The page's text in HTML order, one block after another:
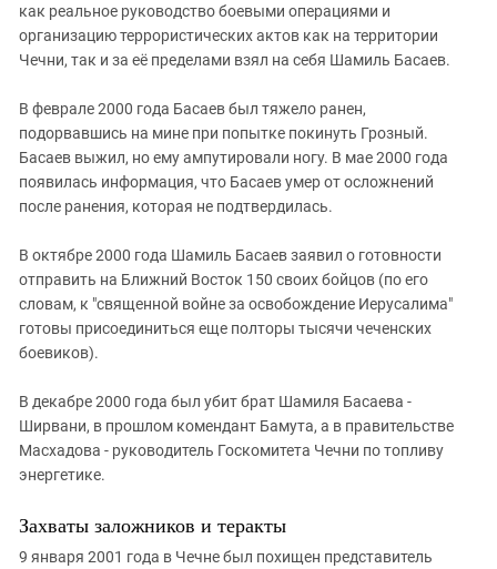
как реальное руководство боевыми операциями и
организацию террористических актов как на территории
Чечни, так и за её пределами взял на себя Шамиль Басаев.
В феврале 2000 года Басаев был тяжело ранен,
подорвавшись на мине при попытке покинуть Грозный.
Басаев выжил, но ему ампутировали ногу. В мае 2000 года
появилась информация, что Басаев умер от осложнений
после ранения, которая не подтвердилась.
В октябре 2000 года Шамиль Басаев заявил о готовности
отправить на Ближний Восток 150 своих бойцов (по его
словам, к "священной войне за освобождение Иерусалима"
готовы присоединиться еще полторы тысячи чеченских
боевиков).
В декабре 2000 года был убит брат Шамиля Басаева -
Ширвани, в прошлом комендант Бамута, а в правительстве
Масхадова - руководитель Госкомитета Чечни по топливу
энергетике.
Захваты заложников и теракты
9 января 2001 года в Чечне был похищен представитель